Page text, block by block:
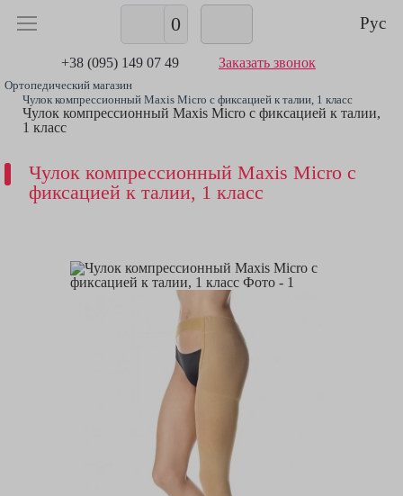
0 Рус
+38 (095) 149 07 49 Заказать звонок
Ортопедический магазин
Чулок компрессионный Maxis Micro с фиксацией к талии, 1 класс
Чулок компрессионный Maxis Micro с фиксацией к талии,
1 класс
Чулок компрессионный Maxis Micro с
фиксацией к талии, 1 класс